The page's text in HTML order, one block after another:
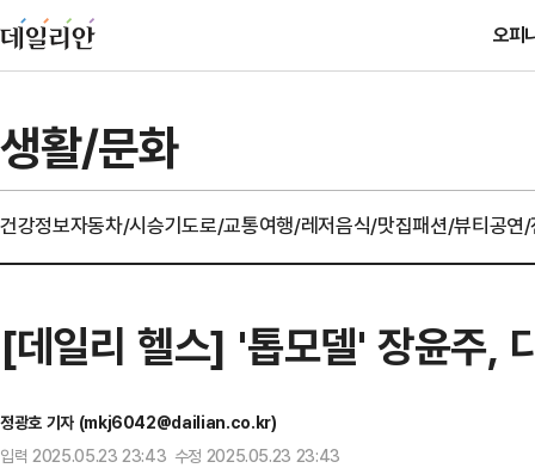
오피
생활/문화
건강정보자동차/시승기도로/교통여행/레저음식/맛집패션/뷰티공연
[데일리 헬스] '톱모델' 장윤주,
정광호 기자 (mkj6042@dailian.co.kr)
입력 2025.05.23 23:43 수정 2025.05.23 23:43